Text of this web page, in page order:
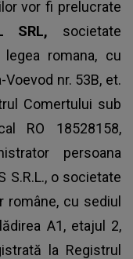
vor fi prelucrate
SRL, societate
romana, cu
nr. 53B, et.
Comertului sub
RO 18528158,
persoana
S.R.L., o societate
cu sediul
A1, etajul 2,
la Registrul